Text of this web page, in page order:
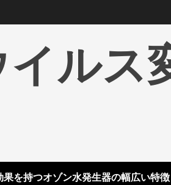
ルス
を持つオゾン水発生器の幅広い特